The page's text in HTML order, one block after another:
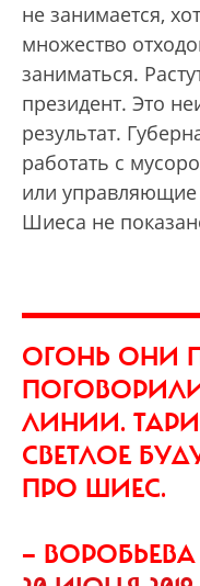
не занимается,
множество
заниматься.
президент. Это
результат.
работать с
или
Шиеса не
ОГОНЬ ОНИ
ЛИНИИ.
СВЕТЛОЕ
ПРО ШИЕС.
— ВОРОБЬЕВА